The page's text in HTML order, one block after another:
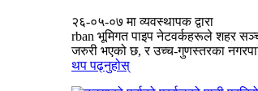
२६-०५-०७ मा व्यवस्थापक द्वारा
rban भूमिगत पाइप नेटवर्कहरूले शहर
जरुरी भएको छ, र उच्च-गुणस्तरका
थप पढ्नुहोस्